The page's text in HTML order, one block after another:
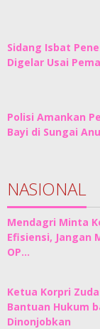
Sidang Isbat
Digelar Usai
Polisi Amankan
Bayi di Sungai
NASIONAL
Mendagri Minta
Efisiensi, Jangan
OP…
Ketua Korpri
Bantuan Hukum
Dinonjobkan